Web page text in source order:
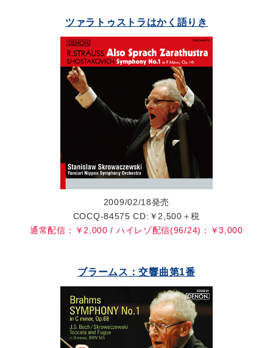
ツァラトゥストラはかく語りき
2009/02/18発売
COCQ-84575 CD:￥2,500＋税
通常配信：￥2,000 / ハイレゾ配信(96/24)：￥3,000
ブラームス：交響曲第1番